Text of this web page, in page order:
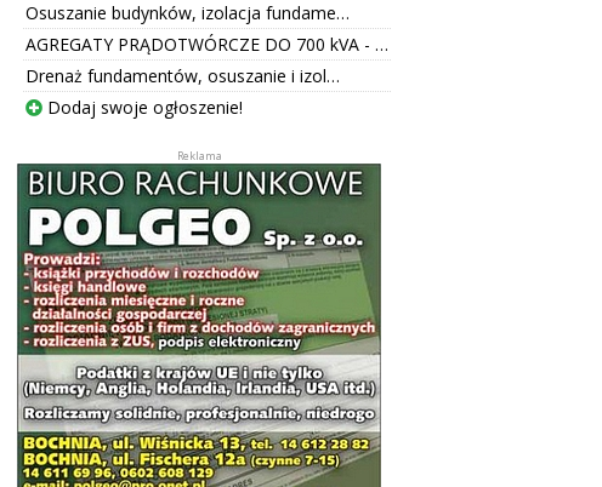
Osuszanie budynków, izolacja fundame…
AGREGATY PRĄDOTWÓRCZE DO 700 kVA - …
Drenaż fundamentów, osuszanie i izol…
Dodaj swoje ogłoszenie!